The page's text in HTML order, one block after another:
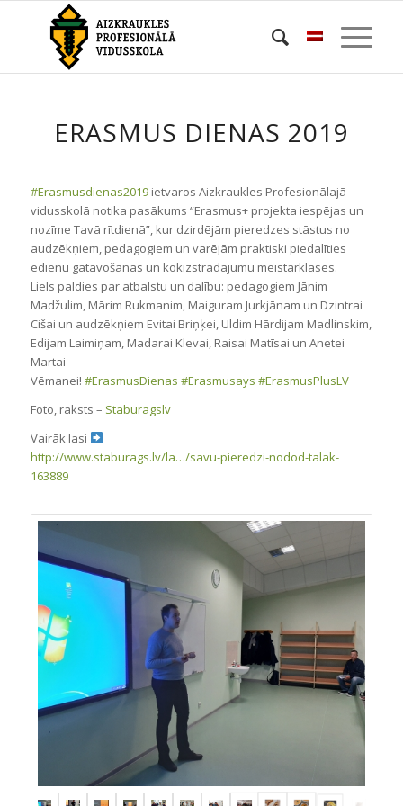
ERASMUS DIENAS 2019
#Erasmusdienas2019ietvaros Aizkraukles Profesionālajā
vidusskolā notika pasākums “Erasmus+ projekta iespējas un
nozīme Tavā rītdienā”, kur dzirdējām pieredzes stāstus no
audzēkņiem, pedagogiem un varējām praktiski piedalīties
ēdienu gatavošanas un kokizstrādājumu meistarklasēs.
Liels paldies par atbalstu un dalību: pedagogiem Jānim
Madžulim, Mārim Rukmanim, Maiguram Jurkjānam un Dzintrai
Cišai un audzēkņiem Evitai Briņķei, Uldim Hārdijam Madlinskim,
Edijam Laimiņam, Madarai Klevai, Raisai Matīsai un Anetei
Martai
Vēmanei! #ErasmusDienas #Erasmusays #ErasmusPlusLV
Foto, raksts – Staburagslv
Vairāk lasi
http://www.staburags.lv/la…/savu-pieredzi-nodod-talak-
163889